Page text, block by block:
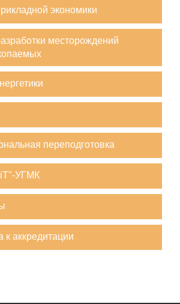
экономики
месторождений
переподготовка
УГМК
к аккредитации